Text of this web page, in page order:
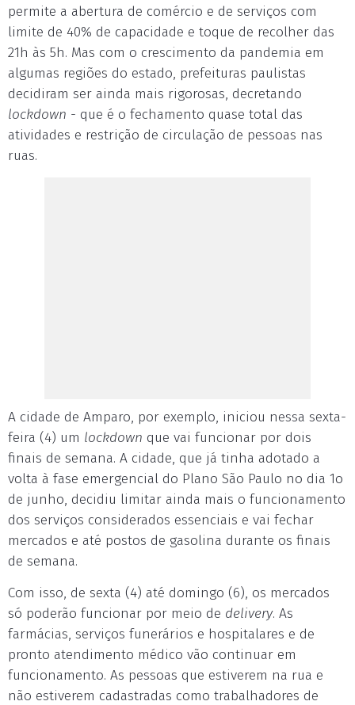
permite a abertura de comércio e de serviços com
limite de 40% de capacidade e toque de recolher das
21h às 5h. Mas com o crescimento da pandemia em
algumas regiões do estado, prefeituras paulistas
decidiram ser ainda mais rigorosas, decretando
lockdown - que é o fechamento quase total das
atividades e restrição de circulação de pessoas nas
ruas.
A cidade de Amparo, por exemplo, iniciou nessa sexta-
feira (4) um lockdown que vai funcionar por dois
finais de semana. A cidade, que já tinha adotado a
volta à fase emergencial do Plano São Paulo no dia 1o
de junho, decidiu limitar ainda mais o funcionamento
dos serviços considerados essenciais e vai fechar
mercados e até postos de gasolina durante os finais
de semana.
Com isso, de sexta (4) até domingo (6), os mercados
só poderão funcionar por meio de delivery. As
farmácias, serviços funerários e hospitalares e de
pronto atendimento médico vão continuar em
funcionamento. As pessoas que estiverem na rua e
não estiverem cadastradas como trabalhadores de